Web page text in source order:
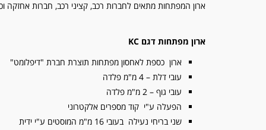
ארון המפתחות מתאים לחברות רכב, קציני רכב, חברות אחזקה
ארון מפתחות דגם KC
ארון כספת לאחסון מפתחות תוצרת חברת "דיפלומט"
עובי דלת – 4 מ"מ פלדה
עובי גוף – 2 מ"מ פלדה
הפעלה ע"י קוד מספרים אלקטרוני
שני בריחי נעילה בעובי 16 מ"מ המוסטים ע"י ידית